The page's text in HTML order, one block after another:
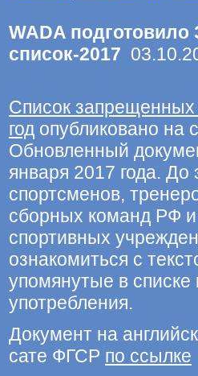
WADA
список-2017
Список
год опубликовано на
Обновленный
января 2017 года. До
спортсменов,
сборных команд РФ
спортивных
ознакомиться с
упомянутые в
употребления.
Документ на
сате ФГСР по ссылке